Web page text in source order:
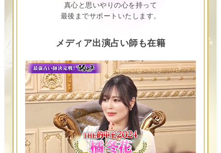
真心と思いやりの心を持って
最後までサポートいたします。
メディア出演占い師も在籍